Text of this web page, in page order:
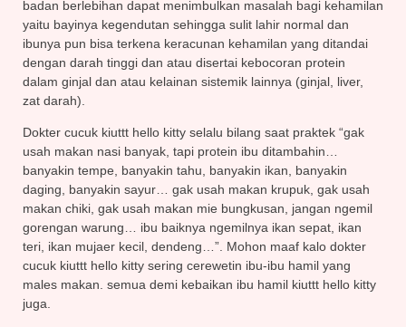
badan berlebihan dapat menimbulkan masalah bagi kehamilan
yaitu bayinya kegendutan sehingga sulit lahir normal dan
ibunya pun bisa terkena keracunan kehamilan yang ditandai
dengan darah tinggi dan atau disertai kebocoran protein
dalam ginjal dan atau kelainan sistemik lainnya (ginjal, liver,
zat darah).
Dokter cucuk kiuttt hello kitty selalu bilang saat praktek “gak
usah makan nasi banyak, tapi protein ibu ditambahin…
banyakin tempe, banyakin tahu, banyakin ikan, banyakin
daging, banyakin sayur… gak usah makan krupuk, gak usah
makan chiki, gak usah makan mie bungkusan, jangan ngemil
gorengan warung… ibu baiknya ngemilnya ikan sepat, ikan
teri, ikan mujaer kecil, dendeng…”. Mohon maaf kalo dokter
cucuk kiuttt hello kitty sering cerewetin ibu-ibu hamil yang
males makan. semua demi kebaikan ibu hamil kiuttt hello kitty
juga.